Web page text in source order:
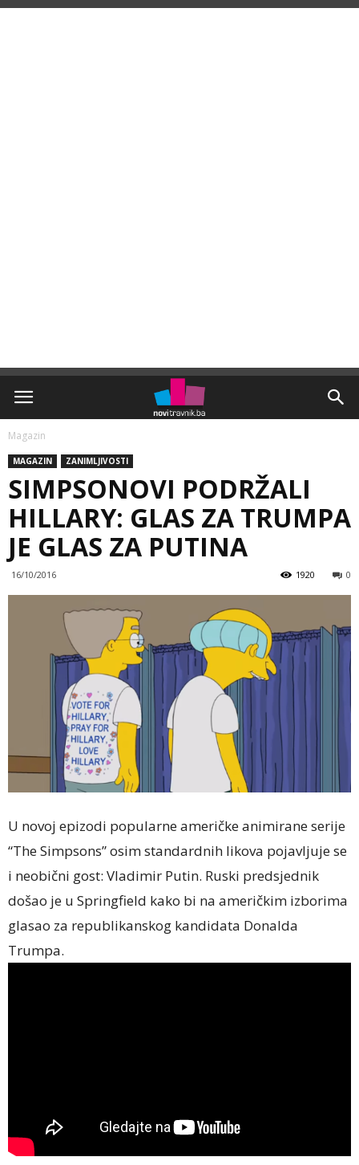
Magazin
MAGAZIN ZANIMLJIVOSTI
SIMPSONOVI PODRŽALI
HILLARY: GLAS ZA TRUMPA
JE GLAS ZA PUTINA
16/10/2016 0
1920
U novoj epizodi popularne američke animirane serije
“The Simpsons” osim standardnih likova pojavljuje se
i neobični gost: Vladimir Putin. Ruski predsjednik
došao je u Springfield kako bi na američkim izborima
glasao za republikanskog kandidata Donalda
Trumpa.